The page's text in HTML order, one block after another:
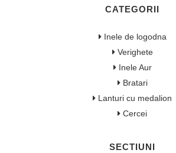
CATEGORII
Inele de logodna
Verighete
Inele Aur
Bratari
Lanturi cu medalion
Cercei
SECTIUNI